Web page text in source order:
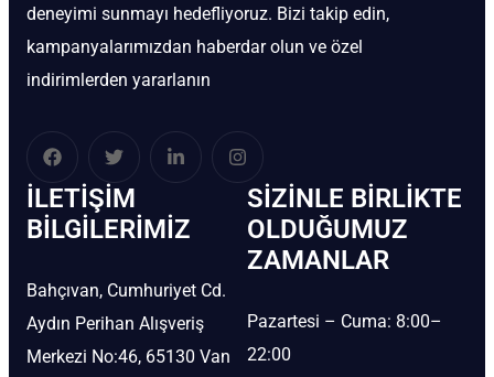
deneyimi sunmayı hedefliyoruz. Bizi takip edin,
kampanyalarımızdan haberdar olun ve özel
indirimlerden yararlanın
İLETIŞIM
BİLGILERIMIZ
Bahçıvan, Cumhuriyet Cd.
Aydın Perihan Alışveriş
Merkezi No:46, 65130 Van
SIZINLE BIRLIKTE
OLDUĞUMUZ
ZAMANLAR
Pazartesi – Cuma: 8:00–
22:00